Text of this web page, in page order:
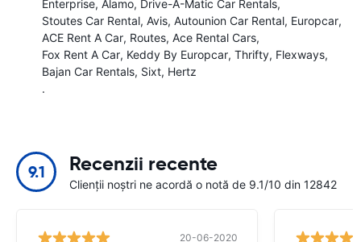
Enterprise Alamo Drive-A-Matic Car Rentals
Stoutes Car Rental Avis Autounion Car Rental Europcar
ACE Rent A Car Routes Ace Rental Cars
Fox Rent A Car Keddy By Europcar Thrifty Flexways
Bajan Car Rentals Sixt Hertz
.
9.1 Recenzii recente
Clienții noștri ne acordă o notă de 9.1/10 din 12842
20-06-2020